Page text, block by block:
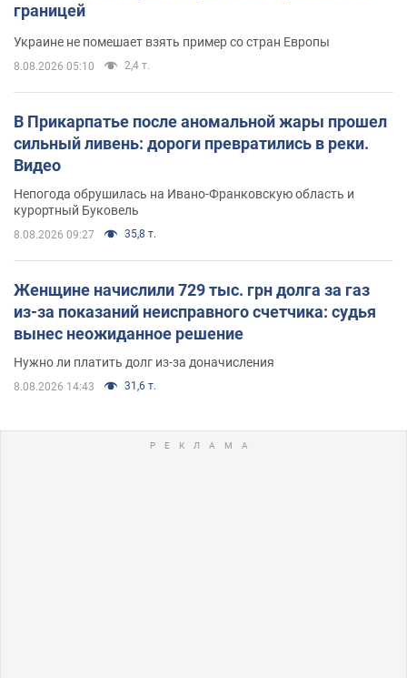
границей
Украине не помешает взять пример со стран Европы
8.08.2026 05:10 2,4 т.
В Прикарпатье после аномальной жары прошел
сильный ливень: дороги превратились в реки.
Видео
Непогода обрушилась на Ивано-Франковскую область и
курортный Буковель
8.08.2026 09:27 35,8 т.
Женщине начислили 729 тыс. грн долга за газ
из-за показаний неисправного счетчика: судья
вынес неожиданное решение
Нужно ли платить долг из-за доначисления
8.08.2026 14:43 31,6 т.